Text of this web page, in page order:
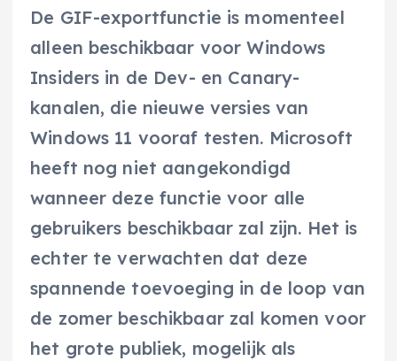
De GIF-exportfunctie is momenteel
alleen beschikbaar voor Windows
Insiders in de Dev- en Canary-
kanalen, die nieuwe versies van
Windows 11 vooraf testen. Microsoft
heeft nog niet aangekondigd
wanneer deze functie voor alle
gebruikers beschikbaar zal zijn. Het is
echter te verwachten dat deze
spannende toevoeging in de loop van
de zomer beschikbaar zal komen voor
het grote publiek, mogelijk als